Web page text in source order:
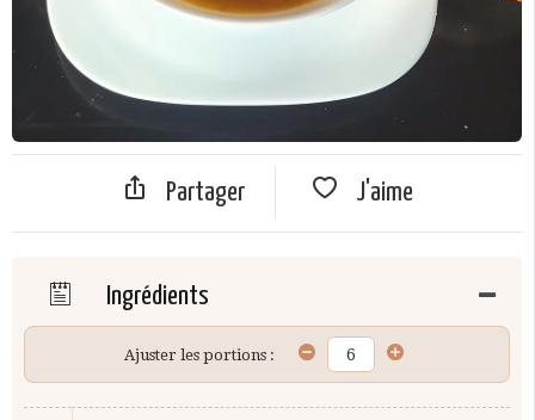
Partager J'aime
Ingrédients
Ajuster les portions :